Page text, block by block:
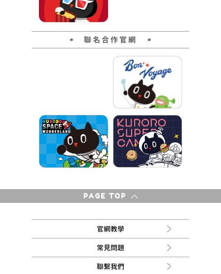
聯名合作官網
PAGE TOP
官網教學
常見問題
聯繫我們